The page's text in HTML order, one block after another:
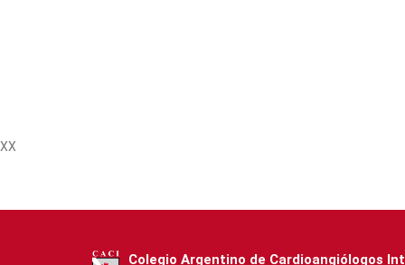
XX
Colegio Argentino de Cardioangiólogos